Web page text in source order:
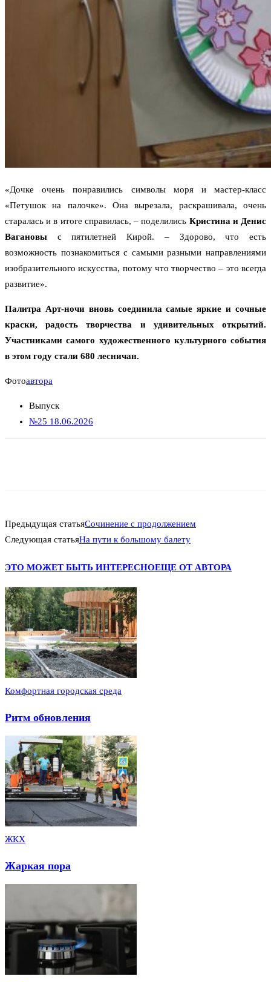
«Дочке очень понравились символы моря и мастер-класс
«Петушок на палочке». Она вырезала, раскрашивала, очень
старалась и в итоге справилась, – поделились Кристина и Денис
Вагановы с пятилетней Кирой. – Здорово, что есть
возможность познакомиться с самыми разными направлениями
изобразительного искусства, потому что творчество – это всегда
развитие».
Палитра Арт-ночи вновь соединила самые яркие и сочные
краски, радость творчества и удивительных открытий.
Участниками самого художественного культурного события
в этом году стали 680 лесничан.
Фотоавтора
Выпуск
№25 18.06.2026
Предыдущая статьяСочинение с продолжением
Следующая статьяНа пути к большому балету
ЭТО МОЖЕТ БЫТЬ ИНТЕРЕСНОЕЩЕ ОТ АВТОРА
Комфортная городская среда
Ритм обновления
ЖКХ
Жаркая пора